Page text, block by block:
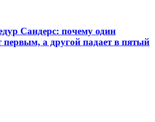
Сандерс: почему один
первым, а другой падает в пятый